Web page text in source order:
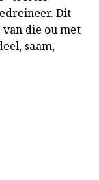
Dit
die ou met
saam,